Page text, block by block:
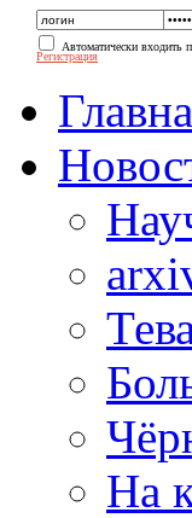
Автоматически входить
Регистрация
На